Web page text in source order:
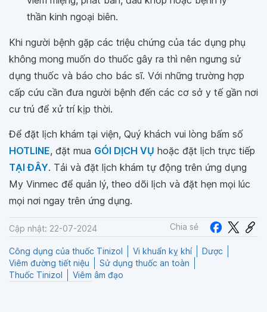
thần kinh ngoại biên.
Khi người bệnh gặp các triệu chứng của tác dụng phụ
không mong muốn do thuốc gây ra thì nên ngưng sử
dụng thuốc và báo cho bác sĩ. Với những trường hợp
cấp cứu cần đưa người bệnh đến các cơ sở y tế gần nơi
cư trú để xử trí kịp thời.
Để đặt lịch khám tại viện, Quý khách vui lòng bấm số
HOTLINE, đặt mua GÓI DỊCH VỤ hoặc đặt lịch trực tiếp
TẠI ĐÂY. Tải và đặt lịch khám tự động trên ứng dụng
My Vinmec để quản lý, theo dõi lịch và đặt hẹn mọi lúc
mọi nơi ngay trên ứng dụng.
Cập nhật: 22-07-2024 Chia sẻ
Công dụng của thuốc Tinizol Vi khuẩn kỵ khí
Dược
Viêm đường tiết niệu
Sử dụng thuốc an toàn
Thuốc Tinizol
Viêm âm đạo